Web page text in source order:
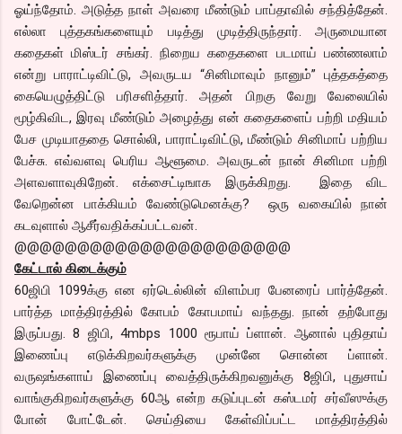
ஓய்ந்தோம். அடுத்த நாள் அவரை மீண்டும் பாப்தாவில் சந்தித்தேன்.
எல்லா புத்தகங்களையும் படித்து முடித்திருந்தார். அருமையான
கதைகள் மிஸ்டர் சங்கர். நிறைய கதைகளை படமாய் பண்ணலாம்
என்று பாராட்டிவிட்டு, அவருடய “சினிமாவும் நானும்” புத்தகத்தை
கையெழுத்திட்டு பரிசளித்தார். அதன் பிறகு வேறு வேலையில்
மூழ்கிவிட, இரவு மீண்டும் அழைத்து என் கதைகளைப் பற்றி மதியம்
பேச முடியாததை சொல்லி, பாராட்டிவிட்டு, மீண்டும் சினிமாப் பற்றிய
பேச்சு. எவ்வளவு பெரிய ஆளூமை. அவருடன் நான் சினிமா பற்றி
அளவளாவுகிறேன். எக்சைட்டிஙாக இருக்கிறது. இதை விட
வேறென்ன பாக்கியம் வேண்டுமெனக்கு? ஒரு வகையில் நான்
கடவுளால் ஆசீர்வதிக்கப்பட்டவன்.
@@@@@@@@@@@@@@@@@@@@@@
கேட்டால் கிடைக்கும்
60ஜிபி 1099க்கு என ஏர்டெல்லின் விளம்பர பேனரைப் பார்த்தேன்.
பார்த்த மாத்திரத்தில் கோபம் கோபமாய் வந்தது. நான் தற்போது
இருப்பது. 8 ஜிபி, 4mbps 1000 ரூபாய் ப்ளான். ஆனால் புதிதாய்
இணைப்பு எடுக்கிறவர்களுக்கு முன்னே சொன்ன ப்ளான்.
வருஷங்களாய் இணைப்பு வைத்திருக்கிறவனுக்கு 8ஜிபி, புதுசாய்
வாங்குகிறவர்களுக்கு 60ஆ என்ற கடுப்புடன் கஸ்டமர் சர்வீஸுக்கு
போன் போட்டேன். செய்தியை கேள்விப்பட்ட மாத்திரத்தில்